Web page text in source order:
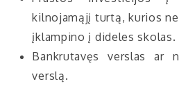
kilnojamąjį turtą, kurios
įklampino į dideles skolas.
Bankrutavęs verslas ar
verslą.